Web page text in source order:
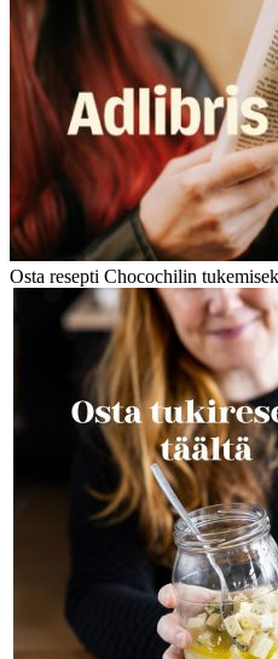
Osta resepti Chocochilin